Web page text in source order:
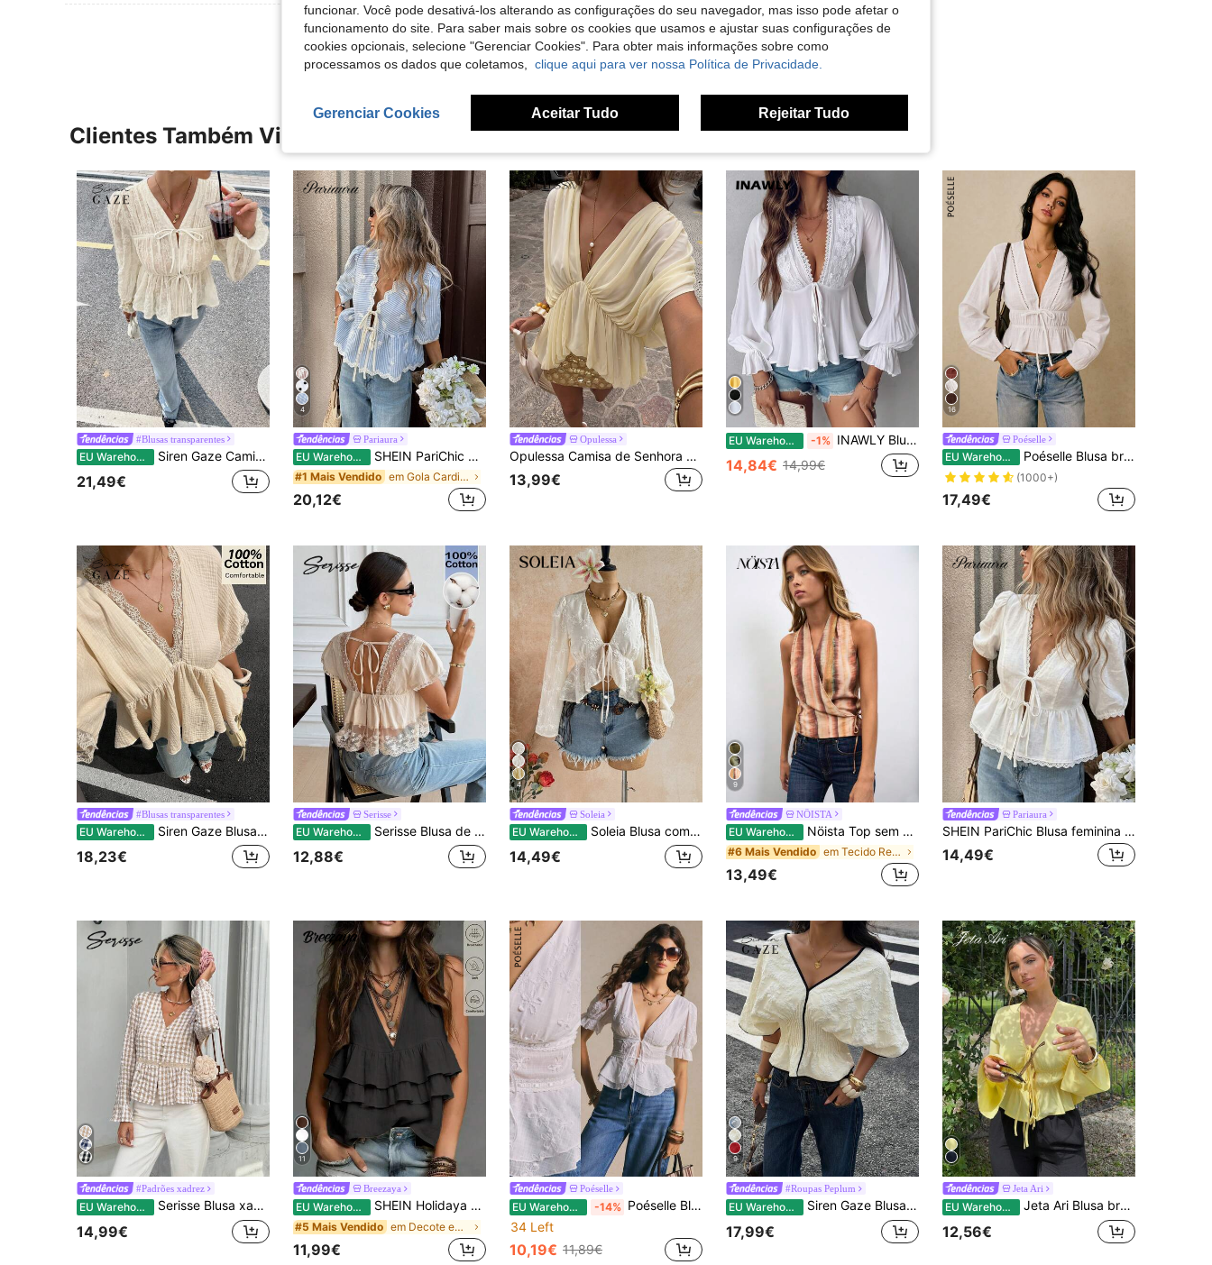
Ver Mais Avaliações
Clientes Também Visitaram
#Blusas transparentes
EU Warehouse Siren Gaze Camisa feminina elegante para trabalho, cor sólida, bordada
21,49€
4
Pariaura
EU Warehouse SHEIN PariChic Coleção de Verão: Blusa Azul com Decote em V Estilo Francês – Adornada com mangas bufantes, detalhes em renda, bordados delicados e cordão ajustável, esta blusa cropped que valoriza a cintura exala feminilidade sem esforço. Blusa Azul e Branca, Blusa Azul Clara, Blusa de Primavera, Blusa de Verão, Blusa com Babados, Blusa Feminina, Blusas Femininas Casuais e Elegantes para o Verão, Blusa Estilo Francês, Looks de Primavera para Mulheres, Looks Femininos de Verão.
#1 Mais Vendido em Gola Cardigan Tops, blusas e camisetas feminina
20,12€
Opulessa
Opulessa Camisa de Senhora Casual de Férias em Tecido Liso, Corte Solto
13,99€
EU Warehouse -1% INAWLY Blusa feminina de cor sólida com contraste de renda e manga longa lanterna e top peplum
14,84€ 14,99€
16
Poéselle
EU Warehouse Poéselle Blusa branca de algodão de manga comprida para mulheres, blusa peplum boho com decote em V profundo e mangas com acabamento em renda e cordão na cintura | Blusa boho, Outono para mulheres, Blusa camponesa para mulheres, Top curto branco de manga comprida, Blusa cottagecore, Ideias para a primavera para mulheres, Camisa feminina casual versátil de cor sólida com amarração, Outono para mulheres
(1000+)
17,49€
#Blusas transparentes
EU Warehouse Siren Gaze Blusa de verão nova em algodão puro com decote em V e patchwork de renda para mulheres, top feminino fofo, camisa boneca
18,23€
Serisse
EU Warehouse Serisse Blusa de Senhora em Algodão 100% Cor Damasco com Renda e Patchwork, Elegante, Decote em V, Torcida, Costas Nuas com Laço, Estilo Babydoll, Mangas Bufantes, Top de Verão de Nicho Francês para Noite de Encontro
12,88€
4
Soleia
EU Warehouse Soleia Blusa com decote em V, manga sino, laço e bainha com folhos
14,49€
9
NÖISTA
EU Warehouse Nöista Top sem mangas com riscas tie-dye, perfeito para looks de verão, outono, praia e férias.
#6 Mais Vendido em Tecido Regatas sem mangas frescas
13,49€
Pariaura
SHEIN PariChic Blusa feminina branca com decote em V e acabamento em renda, manga curta bufante, laço na frente e peplum, camisa casual elegante de verão estilo camponesa
14,49€
#Padrões xadrez
EU Warehouse Serisse Blusa xadrez casual folgada com decote em V e mangas compridas para mulheres
14,99€
11
Breezaya
EU Warehouse SHEIN Holidaya Novo top de alças cáqui de verão para mulher, top de alças elegante e casual, top cáqui simples, top de férias na praia para mulher
#5 Mais Vendido em Decote em V Tops, blusas e camisetas femininas
11,99€
Poéselle
EU Warehouse -14% Poéselle Blusa feminina elegante de manga curta, cor sólida, decote em V profundo com detalhe torcido na frente, ideal para o verão.
34 Left
10,19€ 11,89€
9
#Roupas Peplum
EU Warehouse Siren Gaze Blusa feminina de cor sólida com decote em V profundo, cintura franzida e barra com babados, elegante camisa ajustada com detalhes contrastantes.
17,99€
Jeta Ari
EU Warehouse Jeta Ari Blusa branca feminina com amarração frontal e manga flare, fantasias vazadas, traje feminino, fantasia de diabo, vintage, blusa de pirata, roupas hippie, blusas para sair
12,56€
funcionar. Você pode desativá-los alterando as configurações do seu navegador, mas isso pode afetar o
funcionamento do site. Para saber mais sobre os cookies que usamos e ajustar suas configurações de
cookies opcionais, selecione "Gerenciar Cookies". Para obter mais informações sobre como
processamos os dados que coletamos, clique aqui para ver nossa Política de Privacidade.
Gerenciar Cookies Aceitar Tudo Rejeitar Tudo